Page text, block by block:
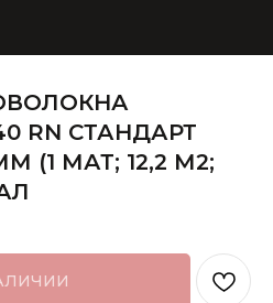
RN СТАНДАРТ
(1 МАТ; 12,2 М2;